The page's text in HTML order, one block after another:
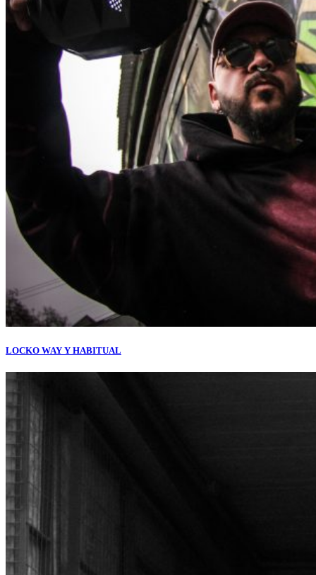
LOCKO WAY Y HABITUAL